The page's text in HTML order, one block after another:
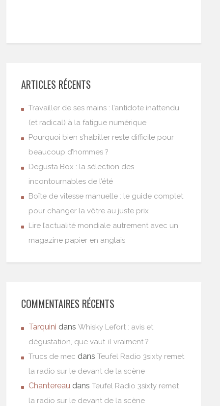
ARTICLES RÉCENTS
Travailler de ses mains : l’antidote inattendu
(et radical) à la fatigue numérique
Pourquoi bien s’habiller reste difficile pour
beaucoup d’hommes ?
Degusta Box : la sélection des
incontournables de l’été
Boîte de vitesse manuelle : le guide complet
pour changer la vôtre au juste prix
Lire l’actualité mondiale autrement avec un
magazine papier en anglais
COMMENTAIRES RÉCENTS
Tarquini dansWhisky Lefort : avis et
dégustation, que vaut-il vraiment ?
Trucs de mec dansTeufel Radio 3sixty remet
la radio sur le devant de la scène
Chantereau dansTeufel Radio 3sixty remet
la radio sur le devant de la scène